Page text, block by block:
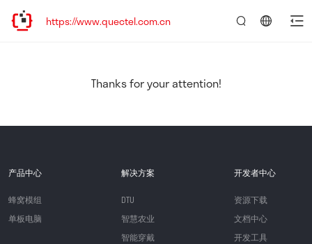
问新址：https://www.quectel.com.cn
Thanks for your attention!
产品中心
蜂窝模组
单板电脑
解决方案
DTU
智慧农业
智能穿戴
开发者中心
资源下载
文档中心
开发工具